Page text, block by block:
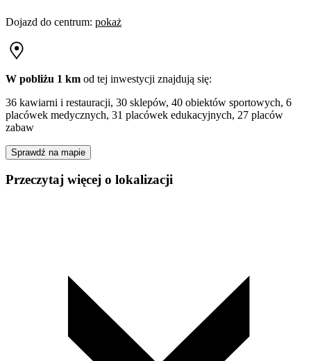
Dojazd do centrum: pokaż
W pobliżu 1 km od tej inwestycji znajdują się:
36 kawiarni i restauracji, 30 sklepów, 40 obiektów sportowych, 6
placówek medycznych, 31 placówek edukacyjnych, 27 placów
zabaw
Sprawdź na mapie
Przeczytaj więcej o lokalizacji